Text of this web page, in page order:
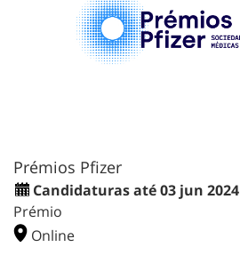
Prémios Pfizer
Candidaturas até 03 jun 2024
Prémio
Online